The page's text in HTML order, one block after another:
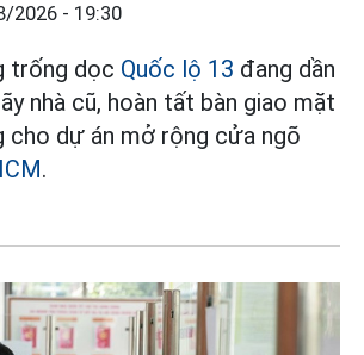
2026 - 19:30
trống dọc Quốc lộ 13 đang dần
nhà cũ, hoàn tất bàn giao mặt
cho dự án mở rộng cửa ngõ
.